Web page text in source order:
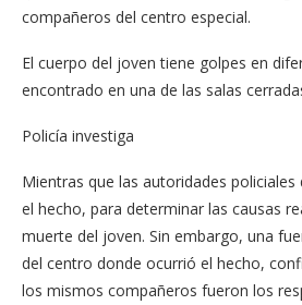
compañeros del centro especial.
El cuerpo del joven tiene golpes en
encontrado en una de las salas
Policía investiga
Mientras que las autoridades policiales
el hecho, para determinar las causas
muerte del joven. Sin embargo, una
del centro donde ocurrió el hecho,
los mismos compañeros fueron los